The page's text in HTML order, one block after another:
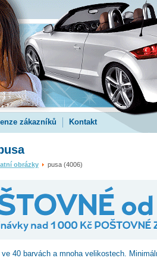
zákazníků Kontakt
obrázky pusa (4006)
40 barvách a mnoha velikostech.